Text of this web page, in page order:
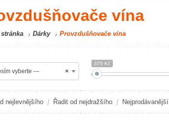
vína
Dárky Provzdušňovače vína
×
vyberte ---
375 Kč
nejlevnějšího Řadit od nejdražšího Nejprodávanější